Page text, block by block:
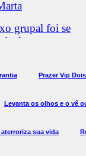
Prazer Vip
Levanta os olhos e o vê
sua vida